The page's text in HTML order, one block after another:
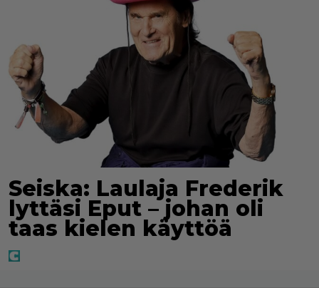
Seiska: Laulaja Frederik
lyttäsi Eput – johan oli
taas kielen käyttöä